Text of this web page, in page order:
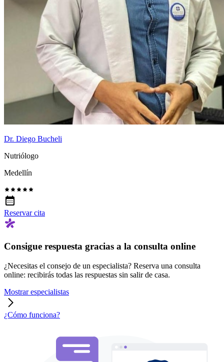
Dr. Diego Bucheli
Nutriólogo
Medellín
Reservar cita
Consigue respuesta gracias a la consulta online
¿Necesitas el consejo de un especialista? Reserva una consulta
online: recibirás todas las respuestas sin salir de casa.
Mostrar especialistas
¿Cómo funciona?